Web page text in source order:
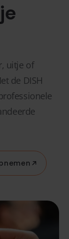
uitje of
de DISH